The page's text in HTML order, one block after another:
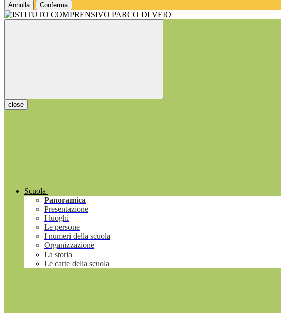
Annulla Conferma
close
Scuola
Panoramica
Presentazione
I luoghi
Le persone
I numeri della scuola
Organizzazione
La storia
Le carte della scuola